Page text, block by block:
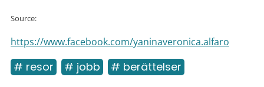
Source:
https://www.facebook.com/yaninaveronica.alfaro
# resor # jobb # berättelser